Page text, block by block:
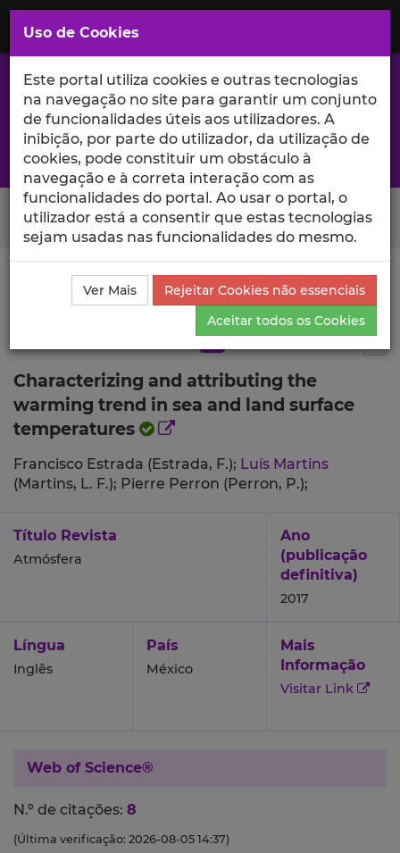
Saltar
para
Conteúdo
Principal
A excelência da investigação e ciência no Iscte
Search Button
Ciência_Iscte Publicações
Descrição Detalhada da
Publicação
Characterizing and attributing the
warming trend in sea and land surface
temperatures
Francisco Estrada (Estrada, F.); Luís Martins
(Martins, L. F.); Pierre Perron (Perron, P.);
Título Revista
Atmósfera
Ano
(publicação
definitiva)
2017
Língua
Inglês
País
México
Mais
Informação
Visitar Link
Web of Science®
N.º de citações: 8
(Última verificação: 2026-08-05 14:37)
Uso de Cookies
Este portal utiliza cookies e outras tecnologias
na navegação no site para garantir um conjunto
de funcionalidades úteis aos utilizadores. A
inibição, por parte do utilizador, da utilização de
cookies, pode constituir um obstáculo à
navegação e à correta interação com as
funcionalidades do portal. Ao usar o portal, o
utilizador está a consentir que estas tecnologias
sejam usadas nas funcionalidades do mesmo.
Ver Mais
Rejeitar Cookies não essenciais
Aceitar todos os Cookies